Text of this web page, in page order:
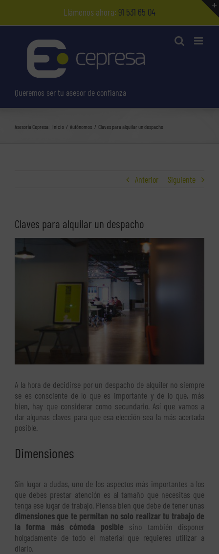
contenido
Llámenos ahora: 91 531 65 04
Queremos ser tu asesor de confianza
Asesoría Cepresa: Inicio Autónomos Claves para alquilar un despacho
Anterior Siguiente
Claves para alquilar un despacho
imagen
A la hora de decidirse por un despacho de alquiler no siempre
se es consciente de lo que es importante y de lo que, más
bien, hay que considerar como secundario. Así que vamos a
dar algunas claves para que esa elección sea la más acertada
posible.
Dimensiones
Sin lugar a dudas, uno de los aspectos más importantes a los
que debes prestar atención es al tamaño que necesitas que
tenga ese lugar de trabajo. Piensa bien que debe de tener unas
dimensiones que te permitan no solo realizar tu trabajo de
la forma más cómoda posible sino también disponer
holgadamente de todo el material que requieres utilizar a
diario.